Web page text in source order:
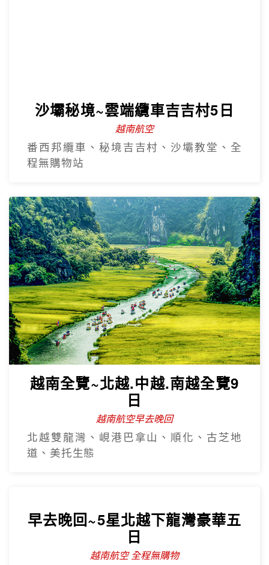
沙壩秘境~雲端纜車吉吉村5日
越南航空
番西邦纜車、秘境吉吉村、沙壩教堂、全
程無購物站
越南全覽~北越.中越.南越全覽9
日
越南航空早去晚回
北越雙龍灣、峴港巴拿山、順化、古芝地
道、美托生態
早去晚回~5星北越下龍灣豪華五
日
越南航空 全程無購物